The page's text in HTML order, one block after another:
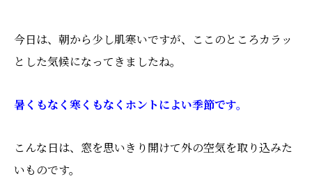
今日は、朝から少し肌寒いですが、ここのところカラッ
とした気候になってきましたね。
暑くもなく寒くもなくホントによい季節です。
こんな日は、窓を思いきり開けて外の空気を取り込みた
いものです。